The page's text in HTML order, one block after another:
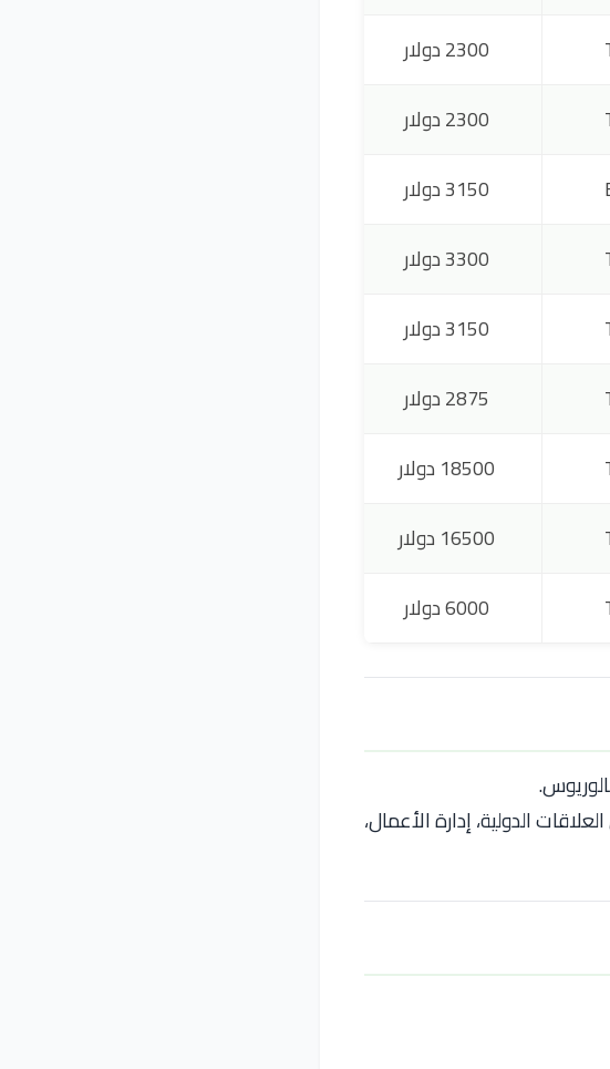
2300 دولار
2300 دولار
3150 دولار
3300 دولار
3150 دولار
2875 دولار
18500 دولار
16500 دولار
6000 دولار
الدولية، إدارة الأعمال،